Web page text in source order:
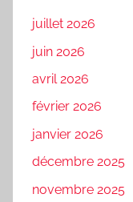
juillet 2026
juin 2026
avril 2026
février 2026
janvier 2026
décembre 2025
novembre 2025